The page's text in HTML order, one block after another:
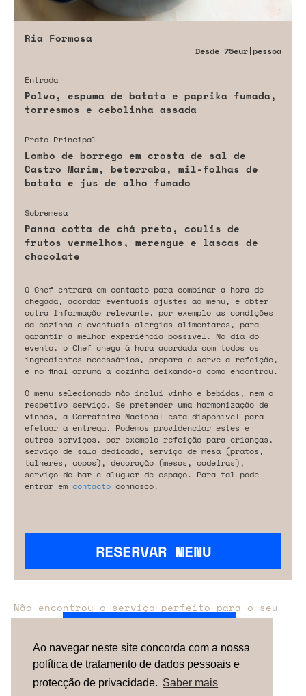
Ao navegar neste site concorda com a nossa
política de tratamento de dados pessoais e
protecção de privacidade. Saber mais
Ria Formosa
Desde 75eur|pessoa
Entrada
Polvo, espuma de batata e paprika fumada,
torresmos e cebolinha assada
Prato Principal
Lombo de borrego em crosta de sal de
Castro Marim, beterraba, mil-folhas de
batata e jus de alho fumado
Sobremesa
Panna cotta de chá preto, coulis de
frutos vermelhos, merengue e lascas de
chocolate
O Chef entrará em contacto para combinar a hora de
chegada, acordar eventuais ajustes ao menu, e obter
outra informação relevante, por exemplo as condições
da cozinha e eventuais alergias alimentares, para
garantir a melhor experiência possível. No dia do
evento, o Chef chega à hora acordada com todos os
ingredientes necessários, prepara e serve a refeição,
e no final arruma a cozinha deixando-a como encontrou.
O menu selecionado não inclui vinho e bebidas, nem o
respetivo serviço. Se pretender uma harmonização de
vinhos, a Garrafeira Nacional está disponível para
efetuar a entrega. Podemos providenciar estes e
outros serviços, por exemplo refeição para crianças,
serviço de sala dedicado, serviço de mesa (pratos,
talheres, copos), decoração (mesas, cadeiras),
serviço de bar e aluguer de espaço. Para tal pode
entrar em contacto connosco.
RESERVAR MENU
Não encontrou o serviço perfeito para o seu
evento?
Entre em contacto connosco.
TERMOS & CONDIÇÕES SOBRE NÓS
COMO
FUNCIONA
CONTACTOS NEWSLETTER